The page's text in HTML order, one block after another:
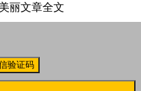
丽文章全文
验证码